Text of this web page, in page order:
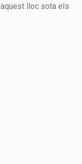
lloc sota els